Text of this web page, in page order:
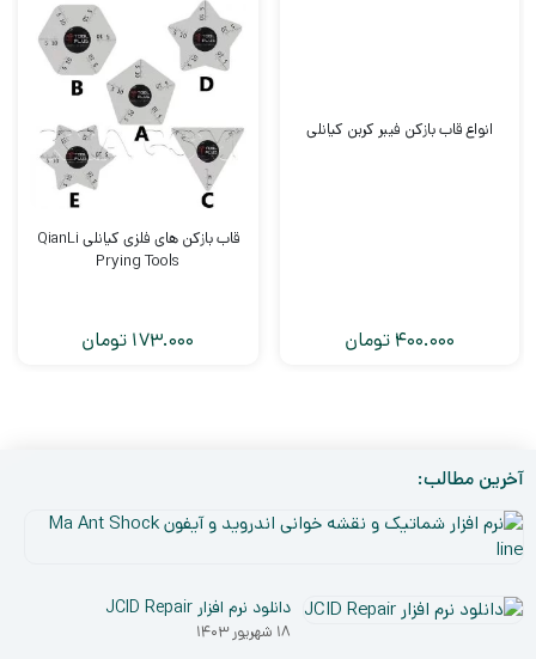
انواع قاب بازکن فیبر کربن کیانلی
400.000 تومان
قاب بازکن های فلزی کیانلی QianLi
Prying Tools
173.000 تومان
آخرین مطالب:
دانلود نرم افزار JCID Repair
۱۸ شهریور ۱۴۰۳